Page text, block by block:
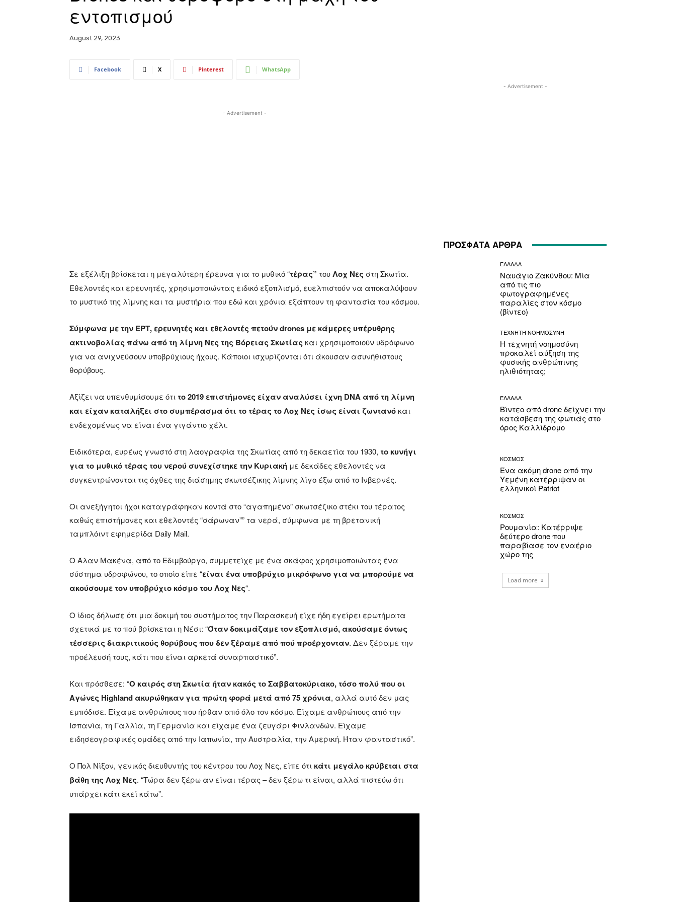
εντοπισμού
August 29, 2023
Facebook X Pinterest WhatsApp
- Advertisement -
Σε εξέλιξη βρίσκεται η μεγαλύτερη έρευνα για το μυθικό “τέρας” τουΛοχ Νες στη Σκωτία.
Εθελοντές και ερευνητές, χρησιμοποιώντας ειδικό εξοπλισμό, ευελπιστούν να αποκαλύψουν
το μυστικό της λίμνης και τα μυστήρια που εδώ και χρόνια εξάπτουν τη φαντασία του κόσμου.
Σύμφωνα με την ΕΡΤ, ερευνητές και εθελοντές πετούν drones με κάμερες υπέρυθρης
ακτινοβολίας πάνω από τη λίμνη Νες της Βόρειας Σκωτίας και χρησιμοποιούν υδρόφωνο
για να ανιχνεύσουν υποβρύχιους ήχους. Κάποιοι ισχυρίζονται ότι άκουσαν ασυνήθιστους
θορύβους.
Αξίζει να υπενθυμίσουμε ότι το 2019 επιστήμονες είχαν αναλύσει ίχνη DNA από τη λίμνη
και είχαν καταλήξει στο συμπέρασμα ότι το τέρας το Λοχ Νες ίσως είναι ζωντανόκαι
ενδεχομένως να είναι ένα γιγάντιο χέλι.
Ειδικότερα, ευρέως γνωστό στη λαογραφία της Σκωτίας από τη δεκαετία του 1930, το κυνήγι
για το μυθικό τέρας του νερού συνεχίστηκε την Κυριακή με δεκάδες εθελοντές να
συγκεντρώνονται τις όχθες της διάσημης σκωτσέζικης λίμνης λίγο έξω από το Ινβερνές.
Οι ανεξήγητοι ήχοι καταγράφηκαν κοντά στο “αγαπημένο” σκωτσέζικο στέκι του τέρατος
καθώς επιστήμονες και εθελοντές “σάρωναν”” τα νερά, σύμφωνα με τη βρετανική
ταμπλόιντ εφημερίδα Daily Mail.
Ο Άλαν Μακένα, από το Εδιμβούργο, συμμετείχε με ένα σκάφος χρησιμοποιώντας ένα
σύστημα υδροφώνου, το οποίο είπε “είναι ένα υποβρύχιο μικρόφωνο για να μπορούμε να
ακούσουμε τον υποβρύχιο κόσμο του Λοχ Νες“.
Ο ίδιος δήλωσε ότι μια δοκιμή του συστήματος την Παρασκευή είχε ήδη εγείρει ερωτήματα
σχετικά με το πού βρίσκεται η Νέσι: “Όταν δοκιμάζαμε τον εξοπλισμό, ακούσαμε όντως
τέσσερις διακριτικούς θορύβους που δεν ξέραμε από πού προέρχονταν. Δεν ξέραμε την
προέλευσή τους, κάτι που είναι αρκετά συναρπαστικό”.
Και πρόσθεσε: “Ο καιρός στη Σκωτία ήταν κακός το Σαββατοκύριακο, τόσο πολύ που οι
Αγώνες Highland ακυρώθηκαν για πρώτη φορά μετά από 75 χρόνια, αλλά αυτό δεν μας
εμπόδισε. Είχαμε ανθρώπους που ήρθαν από όλο τον κόσμο. Είχαμε ανθρώπους από την
Ισπανία, τη Γαλλία, τη Γερμανία και είχαμε ένα ζευγάρι Φινλανδών. Είχαμε
ειδησεογραφικές ομάδες από την Ιαπωνία, την Αυστραλία, την Αμερική. Ήταν φανταστικό”.
Ο Πολ Νίξον, γενικός διευθυντής του κέντρου του Λοχ Νες, είπε ότι κάτι μεγάλο κρύβεται στα
βάθη της Λοχ Νες. “Τώρα δεν ξέρω αν είναι τέρας – δεν ξέρω τι είναι, αλλά πιστεύω ότι
υπάρχει κάτι εκεί κάτω”.
- Advertisement -
ΠΡΟΣΦΑΤΑ ΑΡΘΡΑ
ΕΛΛΑΔΑ
Ναυάγιο Ζακύνθου: Μία
από τις πιο
φωτογραφημένες
παραλίες στον κόσμο
(βίντεο)
ΤΕΧΝΗΤΗ ΝΟΗΜΟΣΥΝΗ
Η τεχνητή νοημοσύνη
προκαλεί αύξηση της
φυσικής ανθρώπινης
ηλιθιότητας;
ΕΛΛΑΔΑ
Βίντεο από drone δείχνει την
κατάσβεση της φωτιάς στο
όρος Καλλίδρομο
ΚΟΣΜΟΣ
Ένα ακόμη drone από την
Υεμένη κατέρριψαν οι
ελληνικοί Patriot
ΚΟΣΜΟΣ
Ρουμανία: Κατέρριψε
δεύτερο drone που
παραβίασε τον εναέριο
χώρο της
Load more